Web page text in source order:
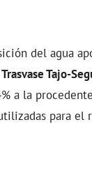
del agua
Trasvase Tajo-
a la
para el